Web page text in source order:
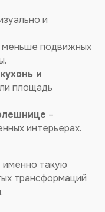
и
меньше подвижных
и
площадь
–
интерьерах.
такую
трансформаций